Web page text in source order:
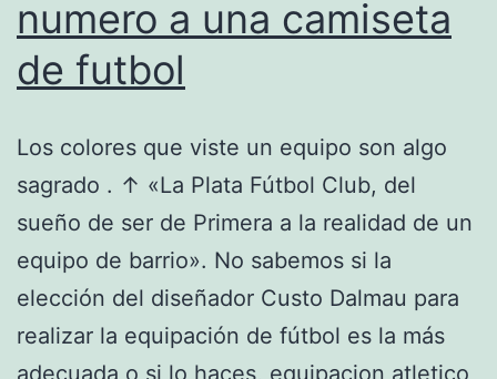
numero a una camiseta
de futbol
Los colores que viste un equipo son algo
sagrado . ↑ «La Plata Fútbol Club, del
sueño de ser de Primera a la realidad de un
equipo de barrio». No sabemos si la
elección del diseñador Custo Dalmau para
realizar la equipación de fútbol es la más
adecuada o si lo haces, equipacion atletico